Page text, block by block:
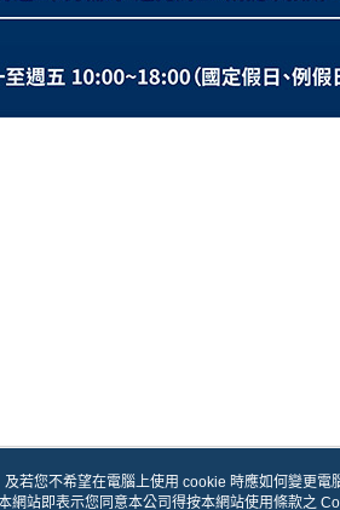
客服資訊
若您不希望在電腦上使用 cookie 時應如何變更電
網站即表示您同意本公司得按本網站使用條款之